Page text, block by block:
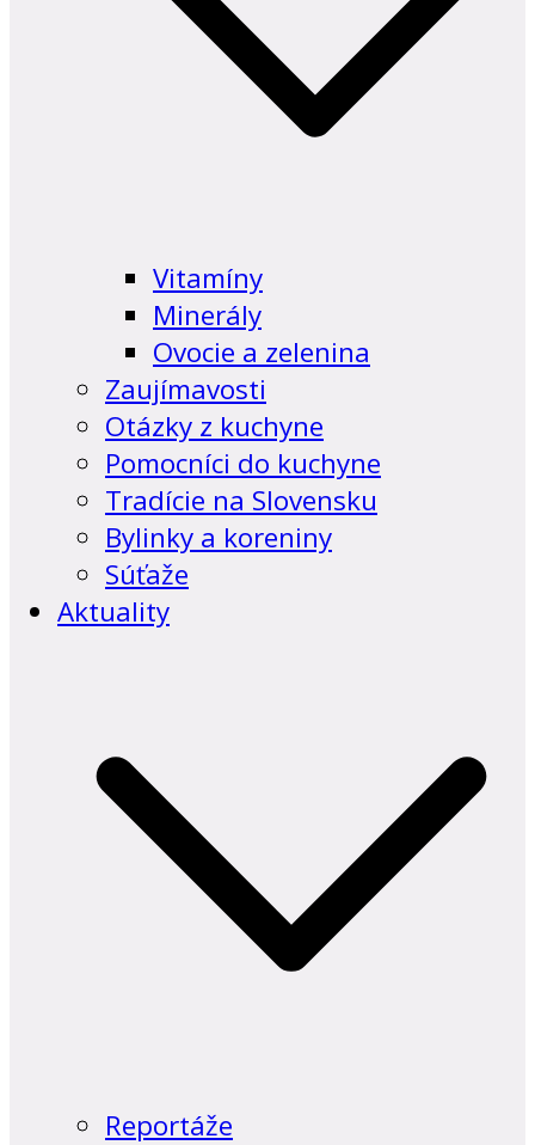
Vitamíny
Minerály
Ovocie a zelenina
Zaujímavosti
Otázky z kuchyne
Pomocníci do kuchyne
Tradície na Slovensku
Bylinky a koreniny
Súťaže
Aktuality
Reportáže